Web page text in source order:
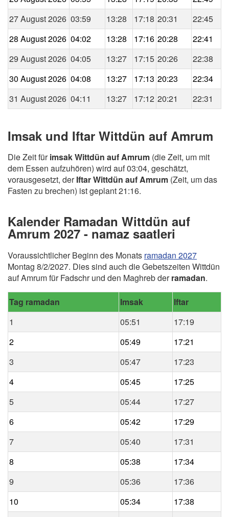
27 August 2026 03:59 13:28 17:18 20:31
22:45
28 August 2026 04:02 13:28 17:16 20:28
22:41
29 August 2026 04:05 13:27 17:15 20:26
22:38
30 August 2026 04:08 13:27 17:13 20:23
22:34
31 August 2026 04:11 13:27 17:12 20:21 22:31
Imsak und Iftar Wittdün auf Amrum
Die Zeit fürimsak Wittdün auf Amrum (die Zeit, um mit
dem Essen aufzuhören) wird auf 03:04, geschätzt,
vorausgesetzt, derIftar Wittdün auf Amrum (Zeit, um das
Fasten zu brechen) ist geplant 21:16.
Kalender Ramadan Wittdün auf
Amrum 2027 - namaz saatleri
Voraussichtlicher Beginn des Monats ramadan 2027
Montag 8/2/2027. Dies sind auch die Gebetszeiten Wittdün
auf Amrum für Fadschr und den Maghreb derramadan.
Tag ramadan Imsak
Iftar
1
05:51
17:19
2
05:49
17:21
3
05:47
17:23
4
05:45
17:25
5
05:44
17:27
6
05:42
17:29
7
05:40
17:31
8
05:38
17:34
9
05:36
17:36
10
05:34
17:38